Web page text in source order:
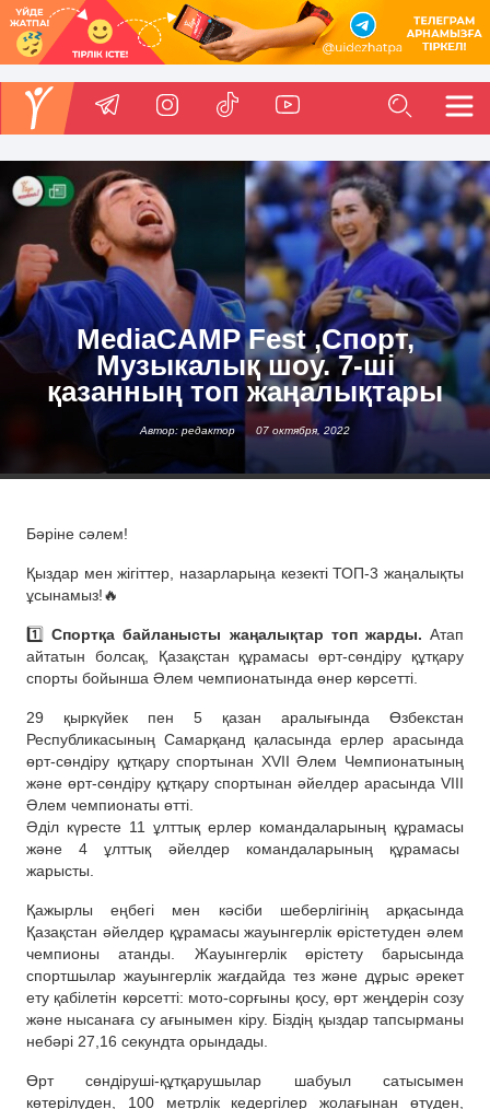
MediaCAMP Fest ,Спорт,
Музыкалық шоу. 7-ші
қазанның топ жаңалықтары
Автор: редактор 07 октября, 2022
Бәріне сәлем!
Қыздар мен жігіттер, назарларыңа кезекті ТОП-3 жаңалықты
ұсынамыз!🔥
1️⃣Спортқа байланысты жаңалықтар топ жарды. Атап
айтатын болсақ, Қазақстан құрамасы өрт-сөндіру құтқару
спорты бойынша Әлем чемпионатында өнер көрсетті.
29 қыркүйек пен 5 қазан аралығында Өзбекстан
Республикасының Самарқанд қаласында ерлер арасында
өрт-сөндіру құтқару спортынан XVII Әлем Чемпионатының
және өрт-сөндіру құтқару спортынан әйелдер арасында VІII
Әлем чемпионаты өтті.
Әділ күресте 11 ұлттық ерлер командаларының құрамасы
және 4 ұлттық әйелдер командаларының құрамасы
жарысты.
Қажырлы еңбегі мен кәсіби шеберлігінің арқасында
Қазақстан әйелдер құрамасы жауынгерлік өрістетуден әлем
чемпионы атанды. Жауынгерлік өрістету барысында
спортшылар жауынгерлік жағдайда тез және дұрыс әрекет
ету қабілетін көрсетті: мото-сорғыны қосу, өрт жеңдерін созу
және нысанаға су ағынымен кіру. Біздің қыздар тапсырманы
небәрі 27,16 секундта орындады.
Өрт сөндіруші-құтқарушылар шабуыл сатысымен
көтерілуден, 100 метрлік кедергілер жолағынан өтуден,